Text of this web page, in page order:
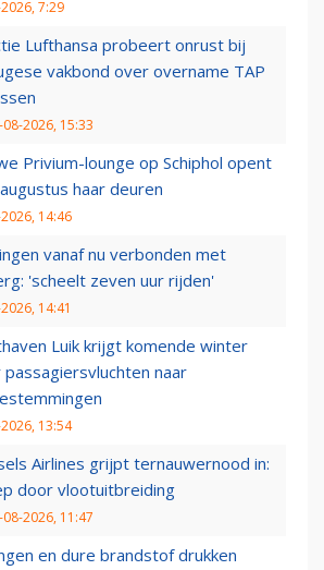
7:29
Lufthansa probeert onrust bij
vakbond over overname TAP
08-2026, 15:33
Privium-lounge op Schiphol opent
haar deuren
14:46
vanaf nu verbonden met
'scheelt zeven uur rijden'
14:41
Luik krijgt komende winter
naar
13:54
Airlines grijpt ternauwernood in:
door vlootuitbreiding
08-2026, 11:47
en dure brandstof drukken